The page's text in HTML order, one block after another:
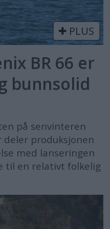
PLUS
BR 66 er
bunnsolid
på senvinteren
produksjonen
med lanseringen
til en relativt folkelig